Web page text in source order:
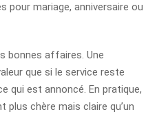
pour mariage, anniversaire ou
bonnes affaires. Une
que si le service reste
qui est annoncé. En pratique,
chère mais claire qu’un